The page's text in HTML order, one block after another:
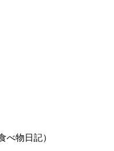
べ物日記）